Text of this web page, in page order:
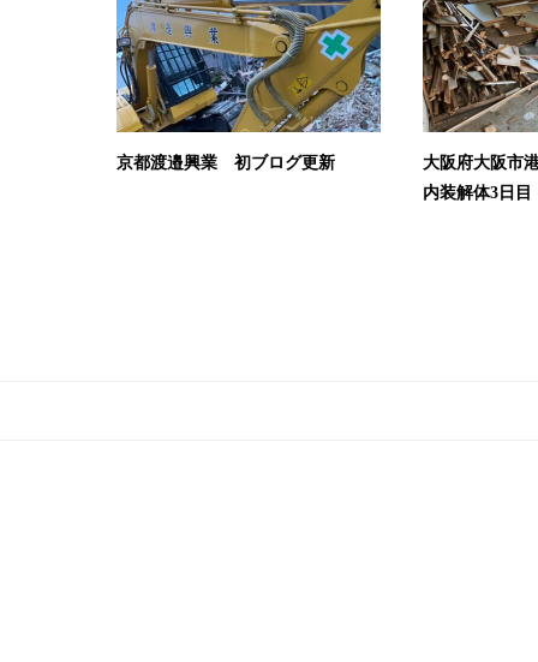
京都渡邉興業 初ブログ更新
大阪府大阪市
内装解体3日目